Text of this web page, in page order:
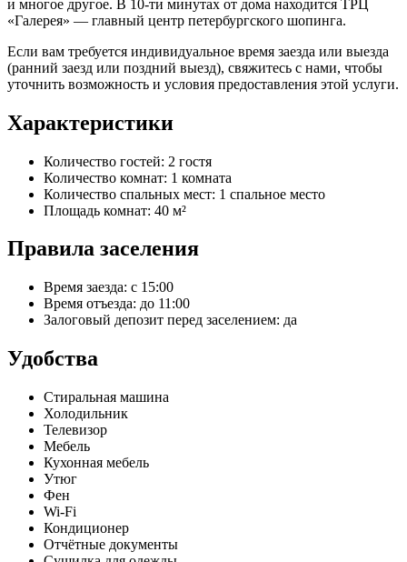
и многое другое. В 10-ти минутах от дома находится ТРЦ
«Галерея» — главный центр петербургского шопинга.
Если вам требуется индивидуальное время заезда или выезда
(ранний заезд или поздний выезд), свяжитесь с нами, чтобы
уточнить возможность и условия предоставления этой услуги.
Характеристики
Количество гостей: 2 гостя
Количество комнат: 1 комната
Количество спальных мест: 1 спальное место
Площадь комнат: 40 м²
Правила заселения
Время заезда: с 15:00
Время отъезда: до 11:00
Залоговый депозит перед заселением: да
Удобства
Стиральная машина
Холодильник
Телевизор
Мебель
Кухонная мебель
Утюг
Фен
Wi-Fi
Кондиционер
Отчётные документы